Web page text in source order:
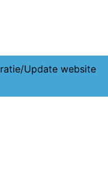
Update website